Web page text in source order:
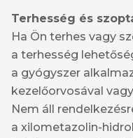
Terhesség és
Ha Ön terhes vagy
a terhesség
a gyógyszer
kezelőorvosával
Nem áll
a xilometazolin-